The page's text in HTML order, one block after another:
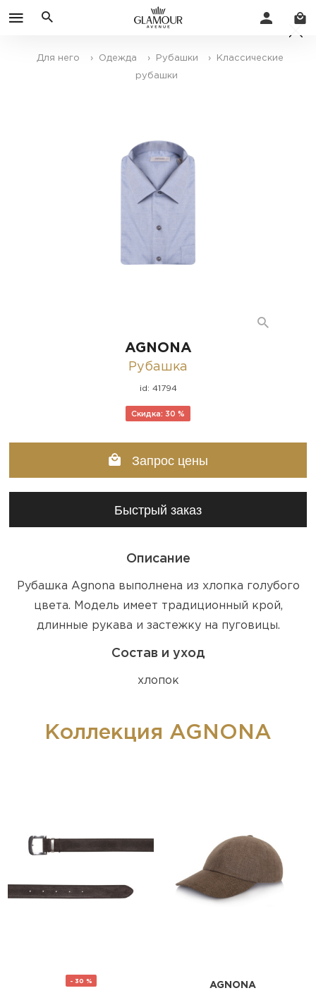
Для него › Одежда › Рубашки › Классические
рубашки
AGNONA
Рубашка
id: 41794
Скидка: 30 %
Запрос цены
Быстрый заказ
Описание
Рубашка Agnona выполнена из хлопка голубого
цвета. Модель имеет традиционный крой,
длинные рукава и застежку на пуговицы.
Состав и уход
хлопок
Коллекция AGNONA
- 30 %
AGNONA